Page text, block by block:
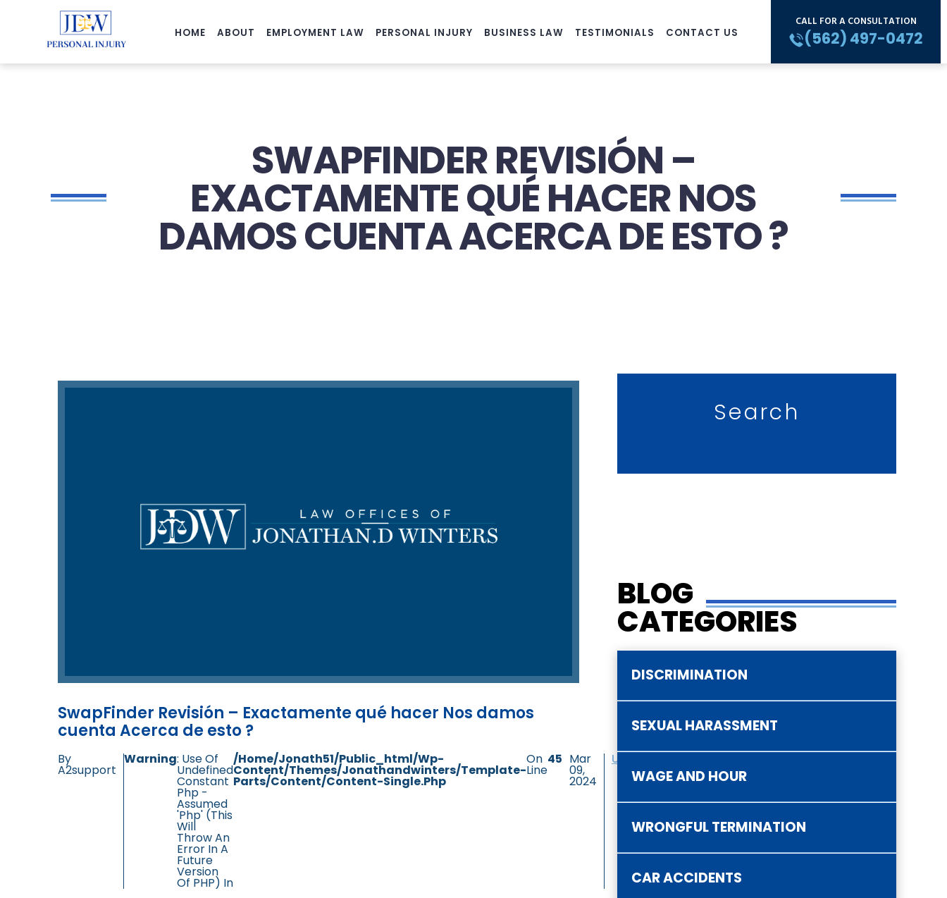
HOME ABOUT EMPLOYMENT LAW PERSONAL INJURY BUSINESS LAW TESTIMONIALS CONTACT US
CALL FOR A CONSULTATION
(562) 497-0472
SWAPFINDER REVISIÓN –
EXACTAMENTE QUÉ HACER NOS
DAMOS CUENTA ACERCA DE ESTO ?
SwapFinder Revisión – Exactamente qué hacer Nos damos
cuenta Acerca de esto ?
By
A2support
Warning: Use Of
Undefined
Constant
Php -
Assumed
'php' (this
Will
Throw An
Error In A
Future
Version
Of PHP) In
/home/jonath51/public_html/wp-
Content/themes/jonathandwinters/template-
Parts/content/content-Single.php
On
Line
45 Mar
09,
2024
Uncategorized
Search
BLOG
CATEGORIES
DISCRIMINATION
SEXUAL HARASSMENT
WAGE AND HOUR
WRONGFUL TERMINATION
CAR ACCIDENTS